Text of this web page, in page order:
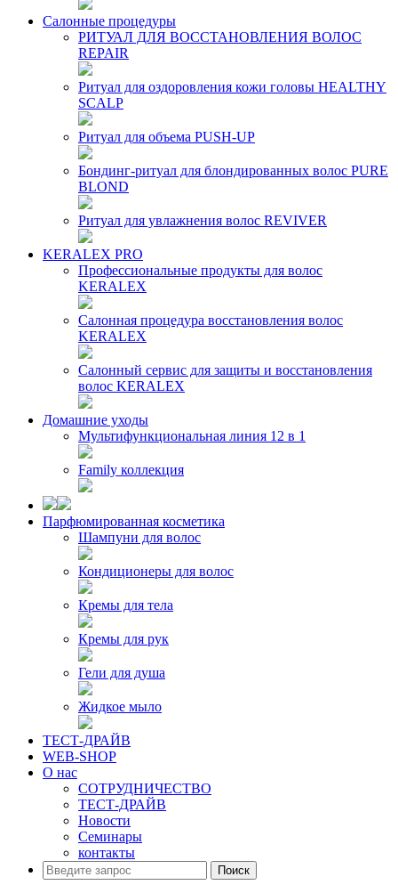
Салонные процедуры
РИТУАЛ ДЛЯ ВОССТАНОВЛЕНИЯ ВОЛОС
REPAIR
Ритуал для оздоровления кожи головы HEALTHY
SCALP
Ритуал для объема PUSH-UP
Бондинг-ритуал для блондированных волос PURE
BLOND
Ритуал для увлажнения волос REVIVER
KERALEX PRO
Профессиональные продукты для волос
KERALEX
Салонная процедура восстановления волос
KERALEX
Салонный сервис для защиты и восстановления
волос KERALEX
Домашние уходы
Мультифункциональная линия 12 в 1
Family коллекция
Парфюмированная косметика
Шампуни для волос
Кондиционеры для волос
Кремы для тела
Кремы для рук
Гели для душа
Жидкое мыло
ТЕСТ-ДРАЙВ
WEB-SHOP
О нас
СОТРУДНИЧЕСТВО
ТЕСТ-ДРАЙВ
Новости
Семинары
контакты
Поиск